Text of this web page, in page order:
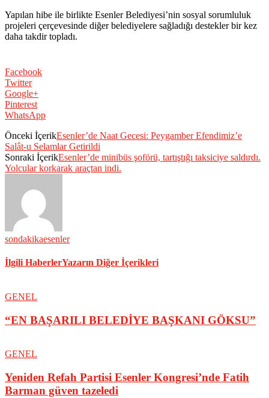
Yapılan hibe ile birlikte Esenler Belediyesi’nin sosyal sorumluluk
projeleri çerçevesinde diğer belediyelere sağladığı destekler bir kez
daha takdir topladı.
Facebook
Twitter
Google+
Pinterest
WhatsApp
Önceki İçerikEsenler’de Naat Gecesi: Peygamber Efendimiz’e
Salât-u Selamlar Getirildi
Sonraki İçerikEsenler’de minibüs şoförü, tartıştığı taksiciye saldırdı.
Yolcular korkarak araçtan indi.
sondakikaesenler
İlgili HaberlerYazarın Diğer İçerikleri
GENEL
“EN BAŞARILI BELEDİYE BAŞKANI GÖKSU”
GENEL
Yeniden Refah Partisi Esenler Kongresi’nde Fatih
Barman güven tazeledi